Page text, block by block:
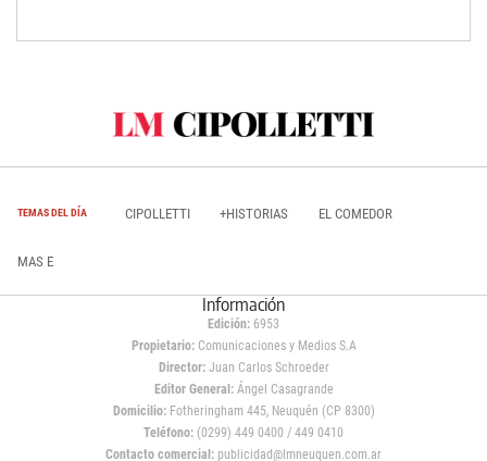
TEMAS DEL DÍA CIPOLLETTI +HISTORIAS EL COMEDOR
MAS E
Información
Edición: 6953
Propietario:Comunicaciones y Medios S.A
Director: Juan Carlos Schroeder
Editor General:Ángel Casagrande
Domicilio:Fotheringham 445, Neuquén (CP 8300)
Teléfono: (0299) 449 0400 / 449 0410
Contacto comercial: publicidad@lmneuquen.com.ar